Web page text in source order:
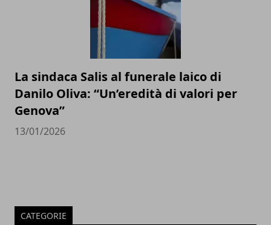
La sindaca Salis al funerale laico di
Danilo Oliva: “Un’eredità di valori per
Genova”
13/01/2026
CATEGORIE